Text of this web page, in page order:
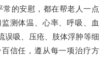
常的安慰，都在帮老人一点
测体温、心率、呼吸、血
误吸、压疮、肢体浮肿等细
信任，遵从每一项治疗方